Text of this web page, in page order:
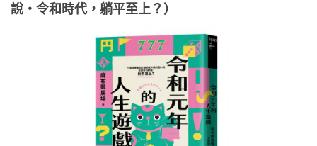
說‧令和時代，躺平至上？）